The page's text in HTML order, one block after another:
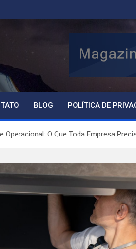
BLOG POLÍTICA DE
O Que Toda Empresa